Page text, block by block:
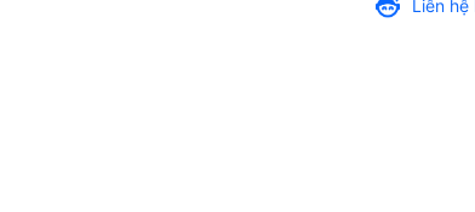
Liên